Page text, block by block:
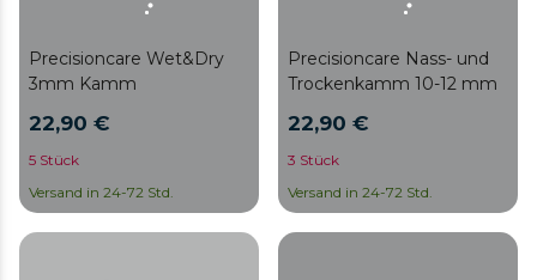
Precisioncare Wet&Dry
3mm Kamm
22,90 €
5 Stück
Versand in 24-72 Std.
Precisioncare Nass- und
Trockenkamm 10-12 mm
22,90 €
3 Stück
Versand in 24-72 Std.